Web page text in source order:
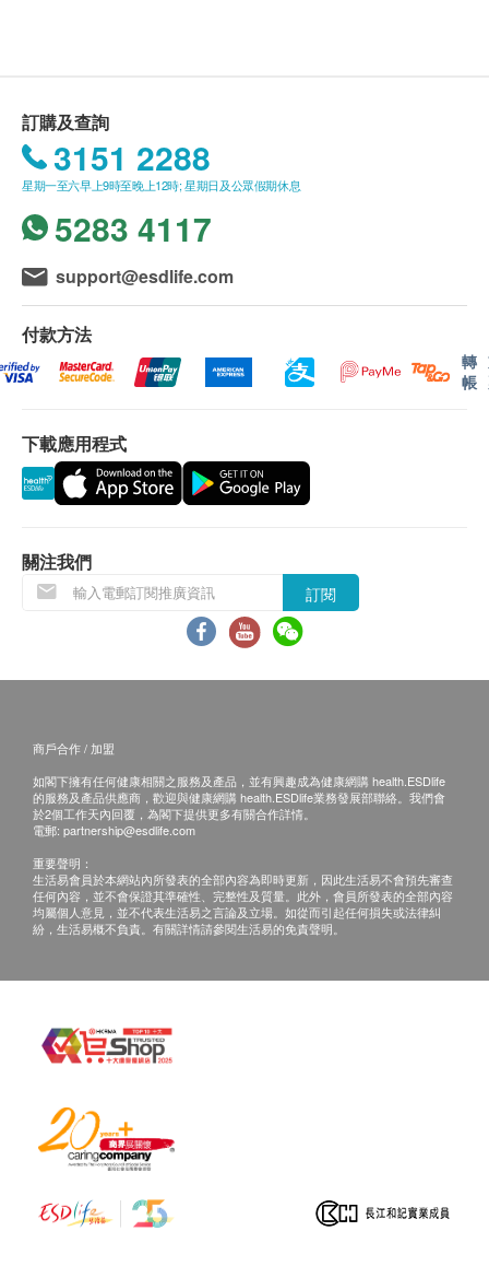
訂購及查詢
3151 2288
星期一至六早上9時至晚上12時; 星期日及公眾假期休息
5283 4117
support@esdlife.com
付款方法
轉
帳
下載應用程式
關注我們
訂閱
商戶合作 / 加盟
如閣下擁有任何健康相關之服務及產品，並有興趣成為健康網購 health.ESDlife
的服務及產品供應商，歡迎與健康網購 health.ESDlife業務發展部聯絡。我們會
於2個工作天內回覆，為閣下提供更多有關合作詳情。
電郵: partnership@esdlife.com
重要聲明：
生活易會員於本網站內所發表的全部內容為即時更新，因此生活易不會預先審查
任何內容，並不會保證其準確性、完整性及質量。此外，會員所發表的全部內容
均屬個人意見，並不代表生活易之言論及立場。如從而引起任何損失或法律糾
紛，生活易概不負責。有關詳情請參閱生活易的免責聲明。